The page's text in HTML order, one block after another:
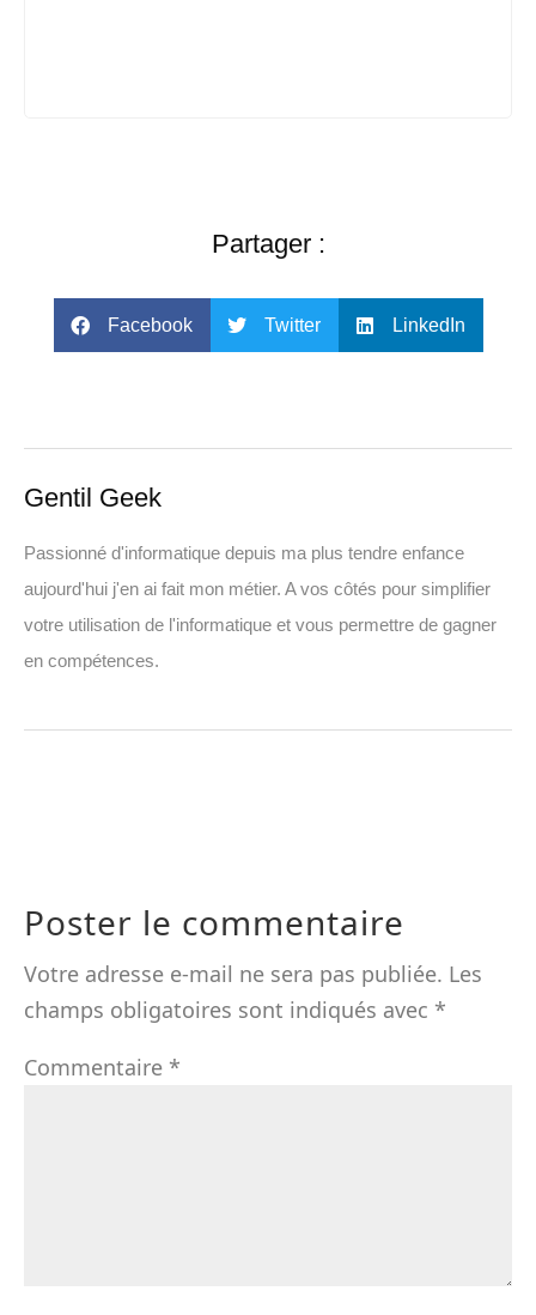
Partager :
Facebook Twitter LinkedIn
Gentil Geek
Passionné d'informatique depuis ma plus tendre enfance
aujourd'hui j'en ai fait mon métier. A vos côtés pour simplifier
votre utilisation de l'informatique et vous permettre de gagner
en compétences.
Poster le commentaire
Votre adresse e-mail ne sera pas publiée. Les
champs obligatoires sont indiqués avec *
Commentaire *